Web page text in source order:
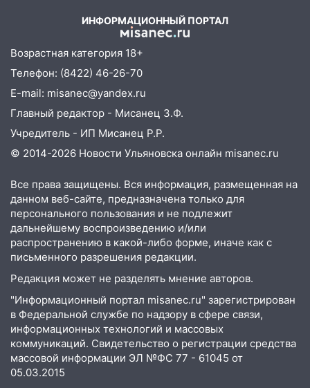
В Ульяновске ИИ будет выявлять
нарушителей на контейнерных
площадках
11:20 Ульяновская шахматистка
Валерия Клейменова выиграла два
золота в составе сборной мира
11:16 В Ульяновске открыли памятную
доску декабристу Кондратию Рылееву
нашли потерявшегося в заброшенных
садах 79-летнего мужчину
10:26 На нескольких улицах Ульяновска
временно отключили холодную воду
10:14
В Ульяновске двоих участников
коррупционной схемы при ЦГКБ
отправили в колонию на 7 и 8 лет
09:52 Ночью беспилотники сбили над
соседними Татарстаном и Саратовской
областью
09:41 Диана Шурыгина уверовала в
ИНФОРМАЦИОННЫЙ ПОРТАЛ
Возрастная категория 18+
Телефон: (8422) 46-26-70
E-mail: misanec@yandex.ru
Главный редактор - Мисанец З.Ф.
Учредитель - ИП Мисанец Р.Р.
© 2014-2026 Новости Ульяновска онлайн misanec.ru
Все права защищены. Вся информация, размещенная на
данном веб-сайте, предназначена только для
персонального пользования и не подлежит
дальнейшему воспроизведению и/или
распространению в какой-либо форме, иначе как с
письменного разрешения редакции.
Редакция может не разделять мнение авторов.
"Информационный портал misanec.ru" зарегистрирован
в Федеральной службе по надзору в сфере связи,
информационных технологий и массовых
коммуникаций. Свидетельство о регистрации средства
массовой информации ЭЛ №ФС 77 - 61045 от
05.03.2015